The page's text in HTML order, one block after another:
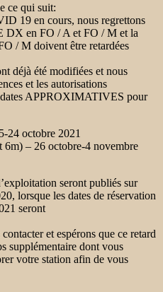
ce qui suit:
19 en cours, nous regrettons
DX en FO / A et FO / M et la
/ M doivent être retardées
déjà été modifiées et nous
et les autorisations
dates APPROXIMATIVES pour
24 octobre 2021
– 26 octobre-4 novembre
seront publiés sur
lorsque les dates de réservation
seront
et espérons que ce retard
supplémentaire dont vous
votre station afin de vous